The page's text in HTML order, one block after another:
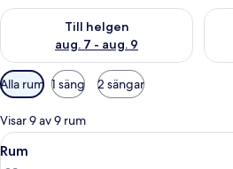
Till helgen
aug. 7 - aug. 9
Kontrollera tillgängligheten för den
Tillgängliga
filter
för
rum
Alla rum 1 säng 2 sängar
Visar 9 av 9 rum
Öppna
alla
Ett
5
Rum